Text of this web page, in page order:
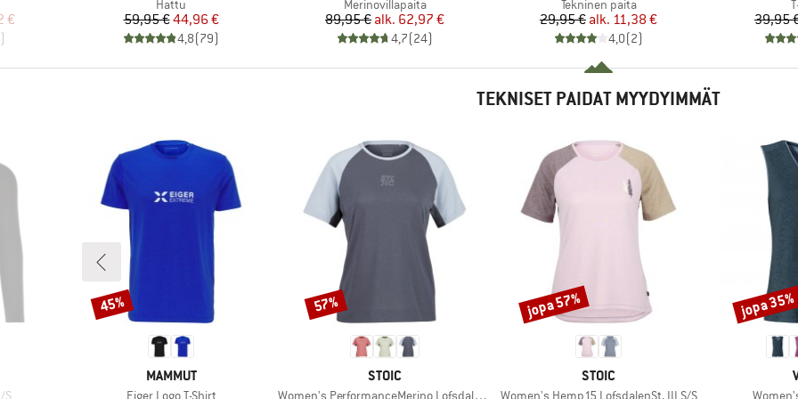
hinta
€
)
Tuoteryhmä
Hattu
Hinta
59,95 €Alennettu hinta
44,96 €
4,8(79)
Tuoteryhmä
Merinovillapaita
Hinta
89,95 € Alennettu hinta
alk. 62,97 €
4,7(24)
Tuoteryhmä
Tekninen paita
Hinta
29,95 € Alennettu hinta
alk. 11,38 €
4,0(2)
39,95
TEKNISET PAIDAT MYYDYIMMÄT
S
MERKKI
MAMMUT
Tuote
Eiger Logo T-Shirt
Alennus
45%
MERKKI
STOIC
Tuote
Women's PerformanceMerino LofsdalenSt. MTB S/S
Alennus
57%
MERKKI
STOIC
Tuote
Women's Hemp15 LofsdalenSt. III S/S
Alennus
jopa 57%
Tuote
Alennus
jopa 35%